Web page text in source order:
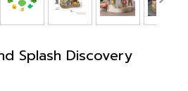
Splash Discovery